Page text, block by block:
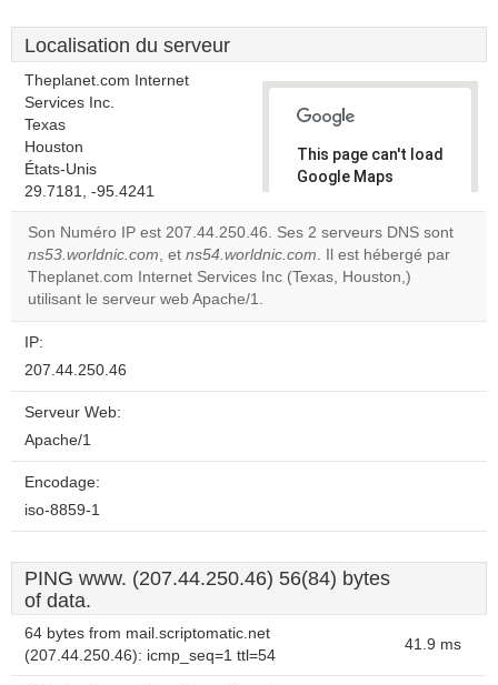
Localisation du serveur
Theplanet.com Internet
Services Inc.
Texas
Houston
États-Unis
29.7181, -95.4241
This page can't load
Google Maps
Do you
website?
OK
Son Numéro IP est 207.44.250.46. Ses 2 serveurs DNS sont
ns53.worldnic.com, et ns54.worldnic.com. Il est hébergé par
Theplanet.com Internet Services Inc (Texas, Houston,)
utilisant le serveur web Apache/1.
IP:
207.44.250.46
Serveur Web:
Apache/1
Encodage:
iso-8859-1
PING www. (207.44.250.46) 56(84) bytes
of data.
64 bytes from mail.scriptomatic.net
(207.44.250.46): icmp_seq=1 ttl=54
41.9 ms